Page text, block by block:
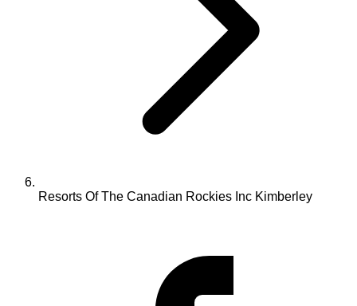
Resorts Of The Canadian Rockies Inc Kimberley